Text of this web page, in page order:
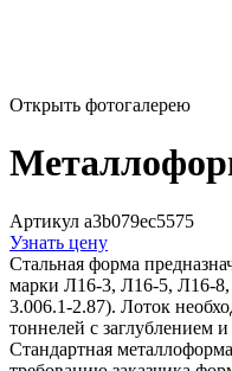
Открыть фотогалерею
Артикул a3b079ec5575
Узнать цену
Стальная форма
марки Л16-3, Л16-5, Л16-
3.006.1-2.87). Лоток
тоннелей с заглублением
Стандартная